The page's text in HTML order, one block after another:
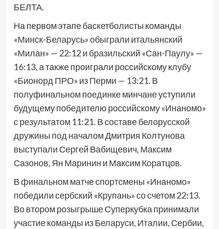
БЕЛТА.
На первом этапе баскетболисты команды
«Минск-Беларусь» обыграли итальянский
«Милан» — 22:12 и бразильский «Сан-Паулу» —
16:13, а также проиграли российскому клубу
«Бионорд ПРО» из Перми — 13:21. В
полуфинальном поединке минчане уступили
будущему победителю российскому «Инаномо»
с результатом 11:21. В составе белорусской
дружины под началом Дмитрия Колтунова
выступали Сергей Вабищевич, Максим
Сазонов, Ян Маринин и Максим Коратцов.
В финальном матче спортсмены «Инаномо»
победили сербский «Крупань» со счетом 22:13.
Во втором розыгрыше Суперкубка принимали
участие команды из Беларуси, Италии, Сербии,